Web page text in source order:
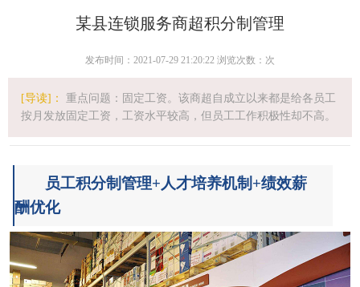
某县连锁服务商超积分制管理
发布时间：2021-07-29 21:20:22 浏览次数： 次
[导读]：
重点问题：固定工资。该商超自成立以来都是给各员工
按月发放固定工资，工资水平较高，但员工工作积极性却不高。
员工积分制管理+人才培养机制+绩效薪
酬优化